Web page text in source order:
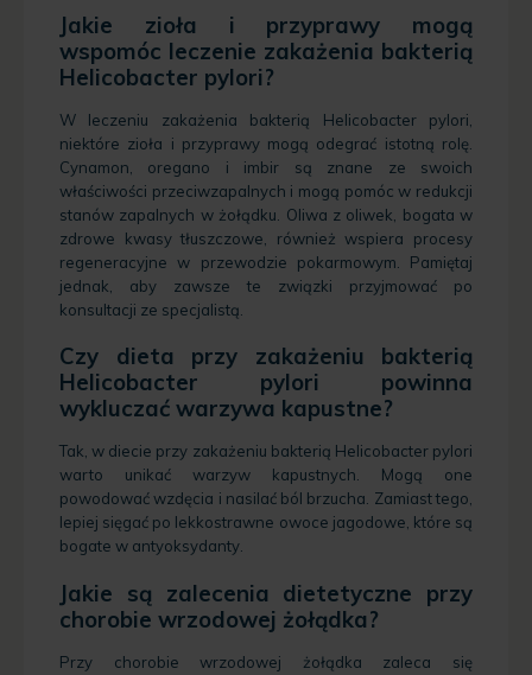
Jakie zioła i przyprawy mogą
wspomóc leczenie zakażenia bakterią
Helicobacter pylori?
W leczeniu zakażenia bakterią Helicobacter pylori,
niektóre zioła i przyprawy mogą odegrać istotną rolę.
Cynamon, oregano i imbir są znane ze swoich
właściwości przeciwzapalnych i mogą pomóc w redukcji
stanów zapalnych w żołądku. Oliwa z oliwek, bogata w
zdrowe kwasy tłuszczowe, również wspiera procesy
regeneracyjne w przewodzie pokarmowym. Pamiętaj
jednak, aby zawsze te związki przyjmować po
konsultacji ze specjalistą.
Czy dieta przy zakażeniu bakterią
Helicobacter pylori powinna
wykluczać warzywa kapustne?
Tak, w diecie przy zakażeniu bakterią Helicobacter pylori
warto unikać warzyw kapustnych. Mogą one
powodować wzdęcia i nasilać ból brzucha. Zamiast tego,
lepiej sięgać po lekkostrawne owoce jagodowe, które są
bogate w antyoksydanty.
Jakie są zalecenia dietetyczne przy
chorobie wrzodowej żołądka?
Przy chorobie wrzodowej żołądka zaleca się